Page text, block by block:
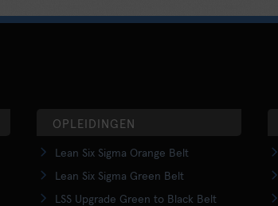
OPLEIDINGEN
Lean Six Sigma Orange Belt
Lean Six Sigma Green Belt
LSS Upgrade Green to Black Belt